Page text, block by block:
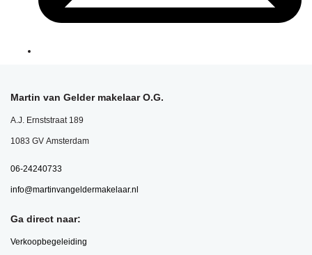
Martin van Gelder makelaar O.G.
A.J. Ernststraat 189
1083 GV Amsterdam
06-24240733
info@martinvangeldermakelaar.nl
Ga direct naar:
Verkoopbegeleiding